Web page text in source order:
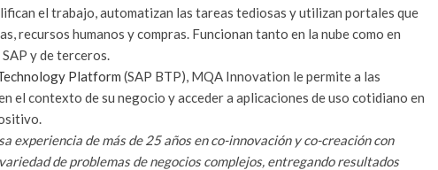
el trabajo, automatizan las tareas tediosas y utilizan portales que
recursos humanos y compras. Funcionan tanto en la nube como en
y de terceros.
Platform (SAP BTP), MQA Innovation le permite a las
el contexto de su negocio y acceder a aplicaciones de uso cotidiano en
experiencia de más de 25 años en co-innovación y co-creación con
de problemas de negocios complejos, entregando resultados